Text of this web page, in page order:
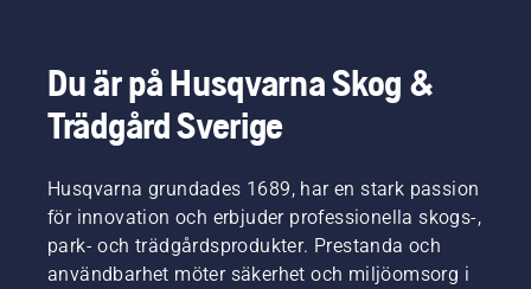
Du är på Husqvarna Skog &
Trädgård Sverige
Husqvarna grundades 1689, har en stark passion
för innovation och erbjuder professionella skogs-,
park- och trädgårdsprodukter. Prestanda och
användbarhet möter säkerhet och miljöomsorg i